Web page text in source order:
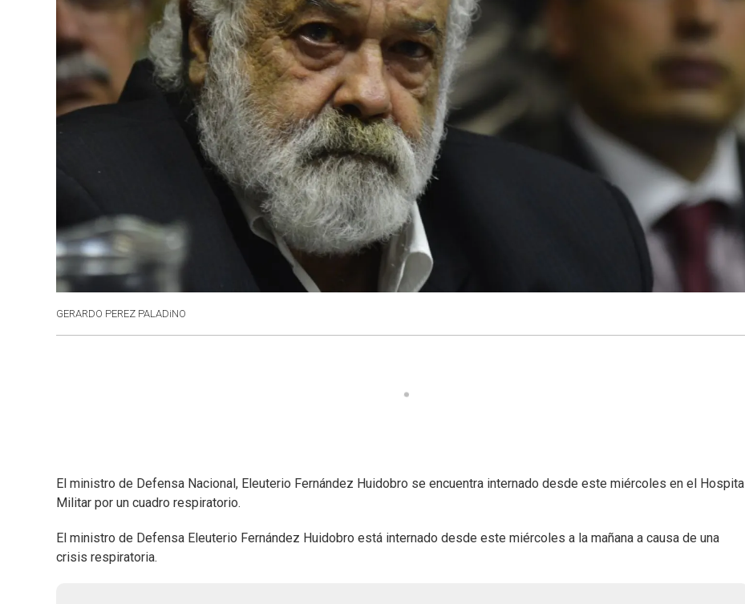
GERARDO PEREZ PALADiNO
El ministro de Defensa Nacional, Eleuterio Fernández Huidobro se encuentra internado desde este miércoles en el Hospital
Militar por un cuadro respiratorio.
El ministro de Defensa Eleuterio Fernández Huidobro está internado desde este miércoles a la mañana a causa de una
crisis respiratoria.